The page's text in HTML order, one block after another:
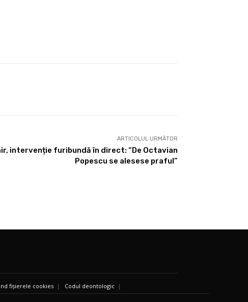
ARTICOLUL URMĂTOR
intervenție furibundă în direct: “De Octavian
Popescu se alesese praful”
fișierele cookies | Codul deontologic |